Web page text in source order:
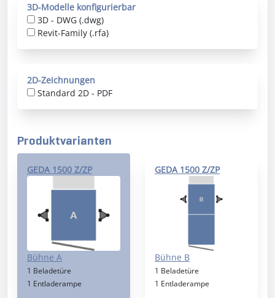
3D-Modelle konfigurierbar
3D - DWG (.dwg)
Revit-Family (.rfa)
2D-Zeichnungen
Standard 2D - PDF
Produktvarianten
GEDA 1500 Z/ZP
Bühne A
1 Beladetüre
1 Entladerampe
GEDA 1500 Z/ZP
Bühne B
1 Beladetüre
1 Entladerampe